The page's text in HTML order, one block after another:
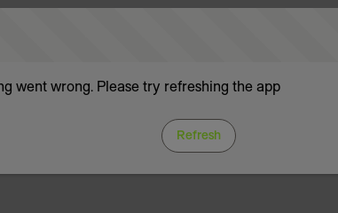
went wrong. Please try refreshing the app
Refresh